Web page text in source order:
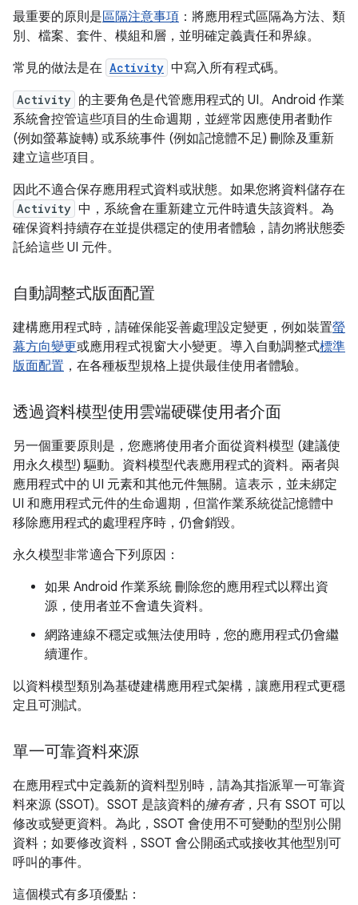
最重要的原則是區隔注意事項 ：將應用程式區隔為方法、類
別、檔案、套件、模組和層，並明確定義責任和界線。
常見的做法是在 Activity 中寫入所有程式碼。
Activity 的主要角色是代管應用程式的 UI。Android 作業
系統會控管這些項目的生命週期，並經常因應使用者動作
(例如螢幕旋轉) 或系統事件 (例如記憶體不足) 刪除及重新
建立這些項目。
因此不適合保存應用程式資料或狀態。如果您將資料儲存在
Activity 中，系統會在重新建立元件時遺失該資料。為
確保資料持續存在並提供穩定的使用者體驗，請勿將狀態委
託給這些 UI 元件。
自動調整式版面配置
建構應用程式時，請確保能妥善處理設定變更，例如裝置螢
幕方向變更或應用程式視窗大小變更。導入自動調整式標準
版面配置 ，在各種板型規格上提供最佳使用者體驗。
透過資料模型使用雲端硬碟使用者介面
另一個重要原則是，您應將使用者介面從資料模型 (建議使
用永久模型) 驅動。資料模型代表應用程式的資料。兩者與
應用程式中的 UI 元素和其他元件無關。這表示，並未綁定
UI 和應用程式元件的生命週期，但當作業系統從記憶體中
移除應用程式的處理程序時，仍會銷毀。
永久模型非常適合下列原因：
如果 Android 作業系統 刪除您的應用程式以釋出資
源，使用者並不會遺失資料。
網路連線不穩定或無法使用時，您的應用程式仍會繼
續運作。
以資料模型類別為基礎建構應用程式架構，讓應用程式更穩
定且可測試。
單一可靠資料來源
在應用程式中定義新的資料型別時，請為其指派單一可靠資
料來源 (SSOT)。SSOT 是該資料的擁有者，只有 SSOT 可以
修改或變更資料。為此，SSOT 會使用不可變動的型別公開
資料；如要修改資料，SSOT 會公開函式或接收其他型別可
呼叫的事件。
這個模式有多項優點：